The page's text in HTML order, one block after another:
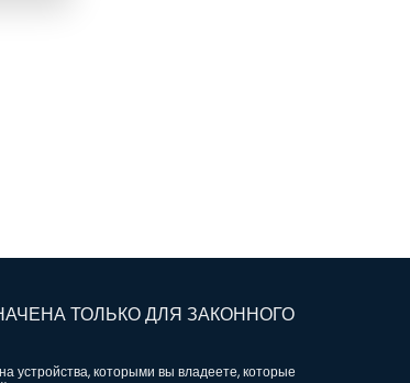
ТОЛЬКО ДЛЯ ЗАКОННОГО
устройства, которыми вы владеете, которые